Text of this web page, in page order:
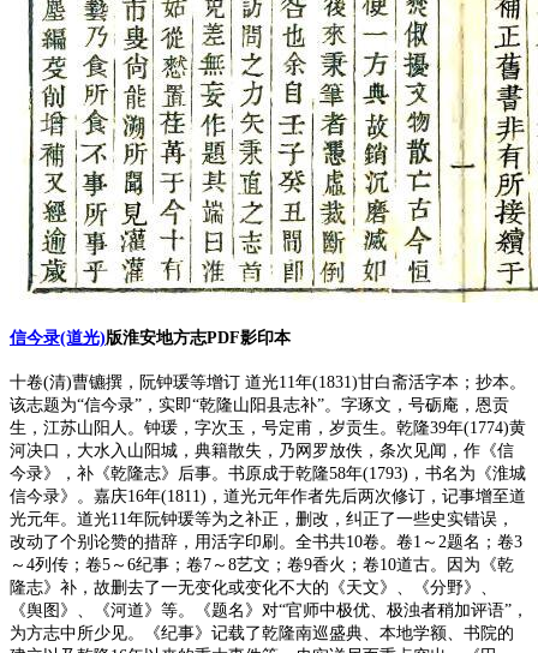
信今录(道光)版淮安地方志PDF影印本
十卷(清)曹镳撰，阮钟瑗等增订 道光11年(1831)甘白斋活字本；抄本。
该志题为“信今录”，实即“乾隆山阳县志补”。字琢文，号砺庵，恩贡
生，江苏山阳人。钟瑗，字次玉，号定甫，岁贡生。乾隆39年(1774)黄
河决口，大水入山阳城，典籍散失，乃网罗放佚，条次见闻，作《信
今录》，补《乾隆志》后事。书原成于乾隆58年(1793)，书名为《淮城
信今录》。嘉庆16年(1811)，道光元年作者先后两次修订，记事增至道
光元年。道光11年阮钟瑗等为之补正，删改，纠正了一些史实错误，
改动了个别论赞的措辞，用活字印刷。全书共10卷。卷1～2题名；卷3
～4列传；卷5～6纪事；卷7～8艺文；卷9香火；卷10道古。因为《乾
隆志》补，故删去了一无变化或变化不大的《天文》、《分野》、
《舆图》、《河道》等。《题名》对“官师中极优、极浊者稍加评语”，
为方志中所少见。《纪事》记载了乾隆南巡盛典、本地学额、书院的